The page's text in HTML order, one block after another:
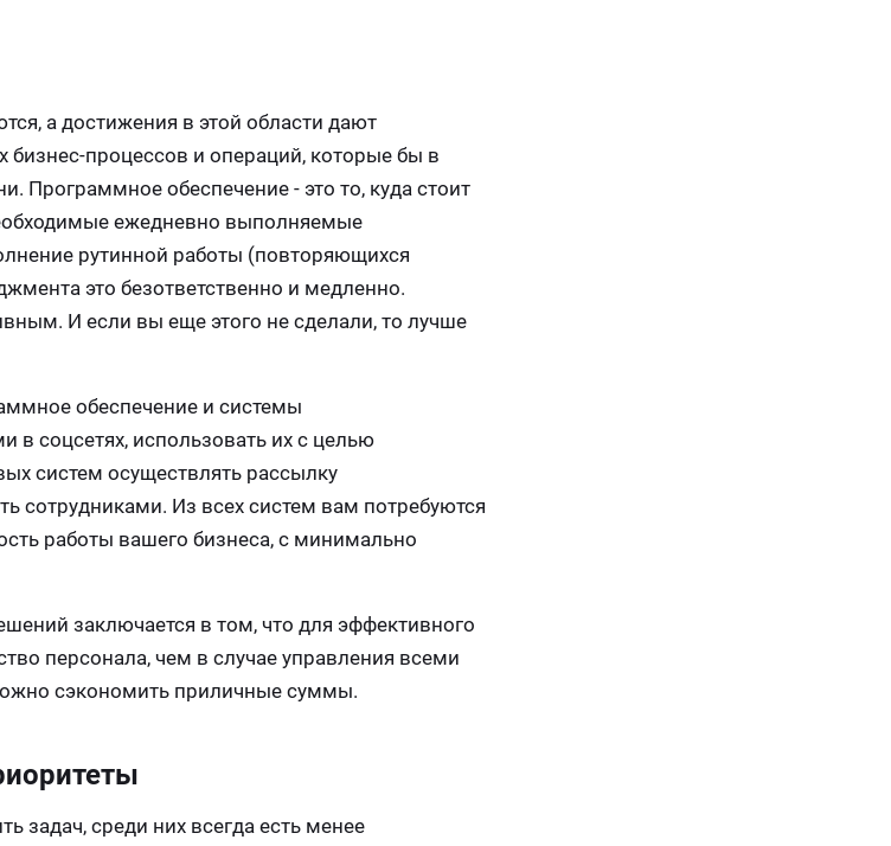
а достижения в этой области дают
процессов и операций, которые бы в
Программное обеспечение - это то, куда стоит
ежедневно выполняемые
рутинной работы (повторяющихся
это безответственно и медленно.
И если вы еще этого не сделали, то лучше
обеспечение и системы
соцсетях, использовать их с целью
систем осуществлять рассылку
сотрудниками. Из всех систем вам потребуются
работы вашего бизнеса, с минимально
заключается в том, что для эффективного
персонала, чем в случае управления всеми
сэкономить приличные суммы.
задач, среди них всегда есть менее